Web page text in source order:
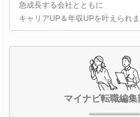
急成長する会社とともに
キャリアUP＆年収UPを叶えられま
マイナビ転職編集